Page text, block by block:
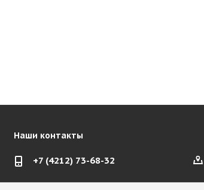
Наши контакты
+7 (4212) 73-68-32